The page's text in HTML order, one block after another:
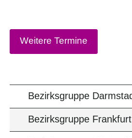
Weitere Termine
Bezirksgruppe
Bezirksgruppe Frankfurt